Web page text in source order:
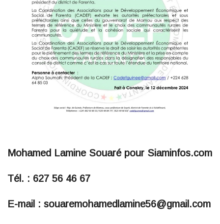
Mohamed Lamine Souaré pour Siaminfos.com
Tél. : 627 56 46 67
E-mail : souaremohamedlamine56@gmail.com